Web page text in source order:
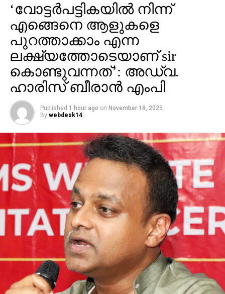
‘വോട്ടര്‍പട്ടികയില്‍ നിന്ന്
എങ്ങെനെ ആളുകളെ
പുറത്താക്കാം എന്ന
ലക്ഷ്യത്തോടെയാണ് sir
കൊണ്ടുവന്നത്’: അഡ്വ.
ഹാരിസ് ബീരാൻ എംപി
Published 1 hour ago on November 18, 2025
By webdesk14